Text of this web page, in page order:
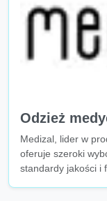
Odzież
Medizal, lider w
oferuje szeroki
standardy jakości i